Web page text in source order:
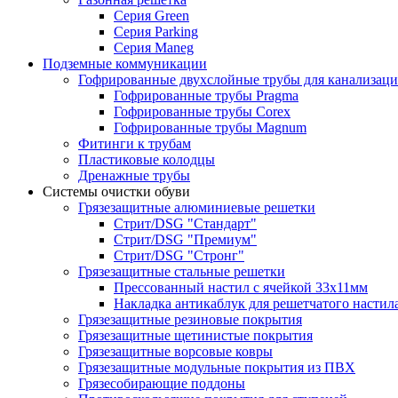
Серия Green
Серия Parking
Серия Maneg
Подземные коммуникации
Гофрированные двухслойные трубы для
Гофрированные трубы Pragma
Гофрированные трубы Corex
Гофрированные трубы Magnum
Фитинги к трубам
Пластиковые колодцы
Дренажные трубы
Системы очистки обуви
Грязезащитные алюминиевые решетки
Стрит/DSG "Стандарт"
Стрит/DSG "Премиум"
Стрит/DSG "Стронг"
Грязезащитные стальные решетки
Прессованный настил с ячейкой 33х11мм
Накладка антикаблук для решетчатого
Грязезащитные резиновые покрытия
Грязезащитные щетинистые покрытия
Грязезащитные ворсовые ковры
Грязезащитные модульные покрытия из ПВХ
Грязесобирающие поддоны